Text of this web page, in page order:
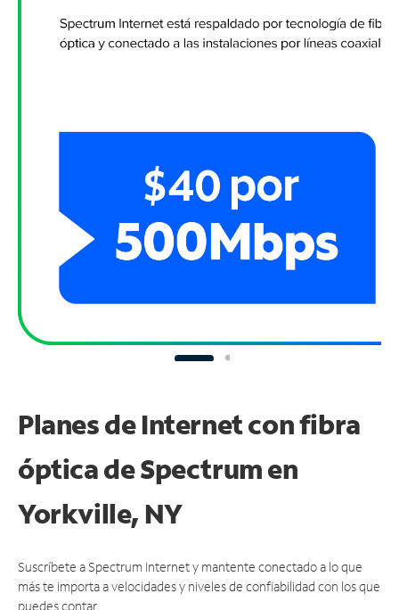
Planes de Internet con fibra
óptica de Spectrum en
Yorkville, NY
Suscríbete a Spectrum Internet y mantente conectado a lo que
más te importa a velocidades y niveles de confiabilidad con los que
puedes contar.